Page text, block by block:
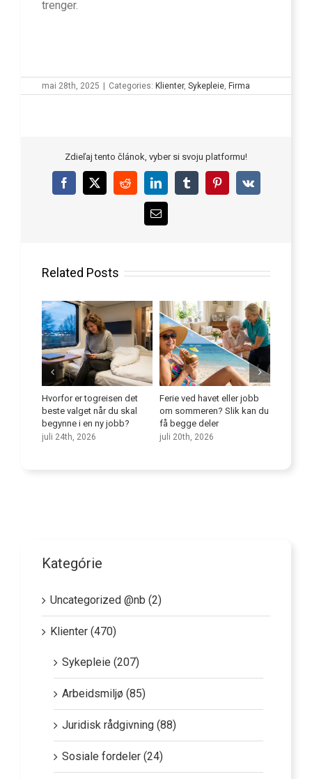
trenger.
mai 28th, 2025 | Categories: Klienter, Sykepleie Firma
Zdieľaj tento článok, vyber si svoju platformu!
Facebook
X RedditLinkedInTumblrPinterest
Vk
Email
Related Posts
Hvorfor er togreisen det
beste valget når du skal
begynne i en ny jobb?
juli 24th, 2026
Ferie ved havet eller jobb
om sommeren? Slik kan du
få begge deler
juli 20th, 2026
Kategórie
Uncategorized @nb (2)
Klienter (470)
Sykepleie (207)
Arbeidsmiljø (85)
Juridisk rådgivning (88)
Sosiale fordeler (24)